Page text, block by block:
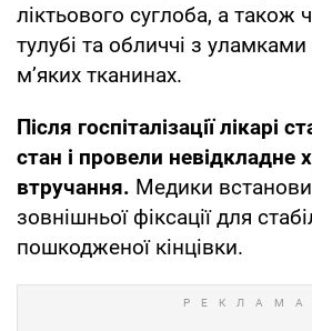
ліктьового суглоба, а також
тулубі та обличчі з уламками
м’яких тканинах.
Після госпіталізації лікарі
стан і провели невідкладне
втручання. Медики
зовнішньої фіксації для
пошкодженої кінцівки.